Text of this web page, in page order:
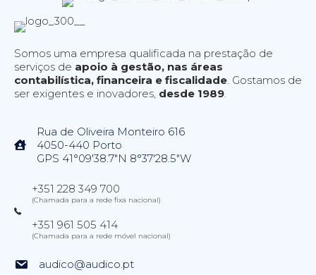
Somos uma empresa qualificada na prestação de
serviços de apoio à gestão, nas áreas
contabilística, financeira e fiscalidade. Gostamos de
ser exigentes e inovadores, desde 1989.
Rua de Oliveira Monteiro 616
4050-440 Porto
GPS 41°09'38.7"N 8°37'28.5"W
+351 228 349 700
(Chamada para a rede fixa nacional)
+351 961 505 414
(Chamada para a rede móvel nacional)
audico@audico.pt